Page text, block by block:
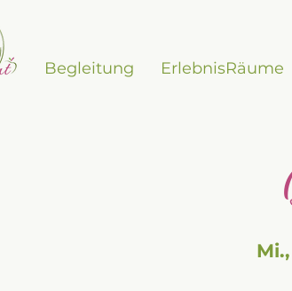
Begleitung ErlebnisRäume